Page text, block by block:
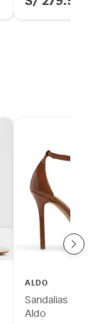
ALDO
Sandalias de
Aldo